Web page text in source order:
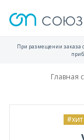
При размещении заказа
Главная
#хит